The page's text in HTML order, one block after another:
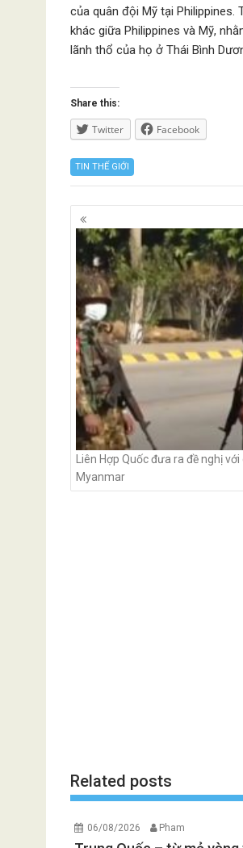
của quân đội Mỹ tại
khác giữa Philippines và Mỹ,
lãnh thổ của họ ở Thái Bình
Share this:
Twitter Facebook
TIN THẾ GIỚI
Posts
navigation
Liên Hợp Quốc đưa ra đề nghị
Myanmar
Related posts
06/08/2026 Pham